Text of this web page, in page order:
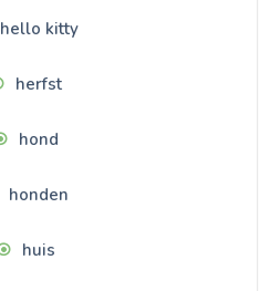
hello kitty
herfst
hond
honden
huis